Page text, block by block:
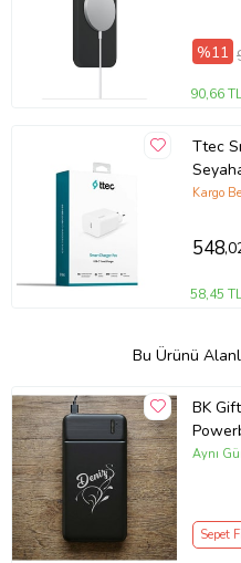
%11
90,66
Ttec
Kargo
548
58,45
Bu Ürünü
BK
Aynı
Sepet